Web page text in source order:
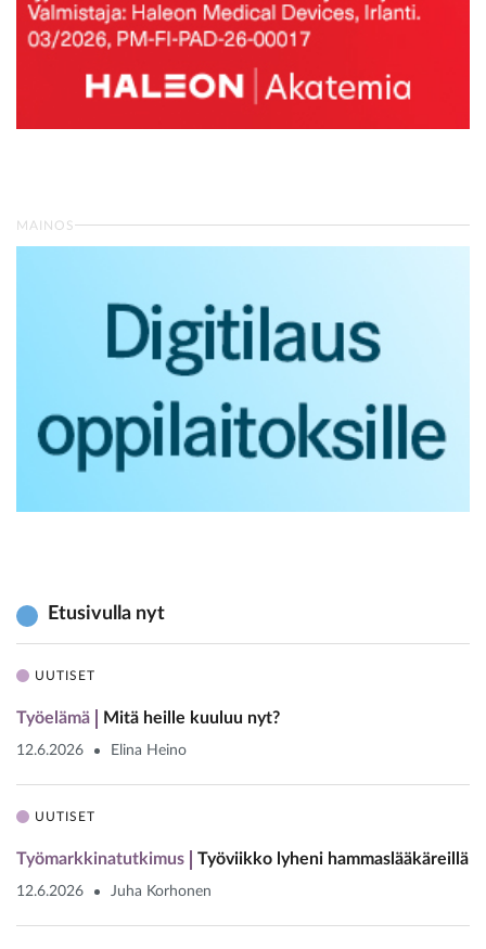
MAINOS
Etusivulla nyt
UUTISET
Työelämä Mitä heille kuuluu nyt?
12.6.2026 Elina Heino
UUTISET
Työmarkkinatutkimus Työviikko lyheni hammaslääkäreillä
12.6.2026 Juha Korhonen